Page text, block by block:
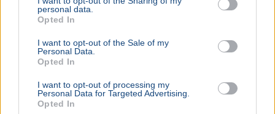
personal data.
Opted In
I want to opt-out of the Sale of my
Personal Data.
Opted In
I want to opt-out of processing my
Personal Data for Targeted Advertising.
Opted In
Curtis Jones és Szoboszlai Dominik heves szóváltásba
keveredett a Liverpool felkészülési meccse után, a vita a
csapatkapitányi karszalag körül alakult ki.
Bővebben...
SPORT 2026. július 31.